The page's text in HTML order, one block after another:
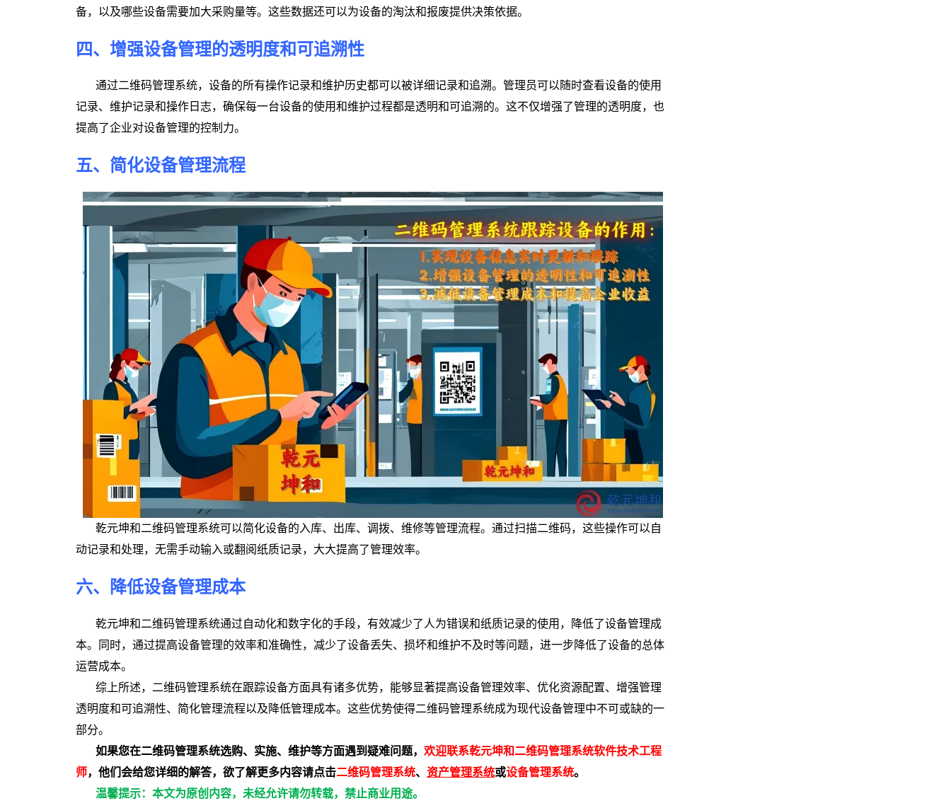
备，以及哪些设备需要加大采购量等。这些数据还可以为设备的淘汰和报废提供决策依据。
四、增强设备管理的透明度和可追溯性
通过二维码管理系统，设备的所有操作记录和维护历史都可以被详细记录和追溯。管理员可以随时查看设备的使用
记录、维护记录和操作日志，确保每一台设备的使用和维护过程都是透明和可追溯的。这不仅增强了管理的透明度，也
提高了企业对设备管理的控制力。
五、简化设备管理流程
乾元坤和二维码管理系统可以简化设备的入库、出库、调拨、维修等管理流程。通过扫描二维码，这些操作可以自
动记录和处理，无需手动输入或翻阅纸质记录，大大提高了管理效率。
六、降低设备管理成本
乾元坤和二维码管理系统通过自动化和数字化的手段，有效减少了人为错误和纸质记录的使用，降低了设备管理成
本。同时，通过提高设备管理的效率和准确性，减少了设备丢失、损坏和维护不及时等问题，进一步降低了设备的总体
运营成本。
综上所述，二维码管理系统在跟踪设备方面具有诸多优势，能够显著提高设备管理效率、优化资源配置、增强管理
透明度和可追溯性、简化管理流程以及降低管理成本。这些优势使得二维码管理系统成为现代设备管理中不可或缺的一
部分。
如果您在二维码管理系统选购、实施、维护等方面遇到疑难问题， 欢迎联系乾元坤和二维码管理系统软件技术工程
师，他们会给您详细的解答， 欲了解更多内容请点击二维码管理系统、 资产管理系统或设备管理系统。
温馨提示：本文为原创内容，未经允许请勿转载，禁止商业用途。